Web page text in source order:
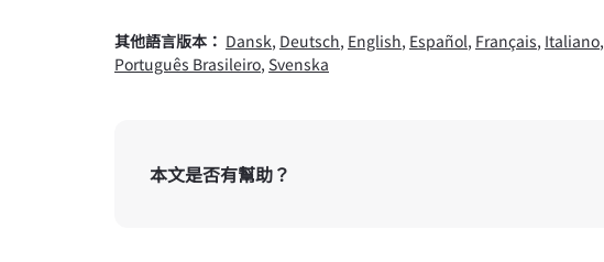
其他語言版本： Dansk, Deutsch, English, Español, Français, Italiano,
Português Brasileiro, Svenska
本文是否有幫助？